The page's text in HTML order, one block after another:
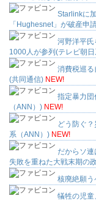
Starlinkに
「Hughesnet」が破産申
河野洋平
1000人が参列(テレビ朝
消費税巡
(共同通信) NEW!
指定暴力
（ANN）) NEW!
どう防ぐ
系（ANN）) NEW!
だからソ
失敗を重ねた大戦末期の
核廃絶願
犠牲の児